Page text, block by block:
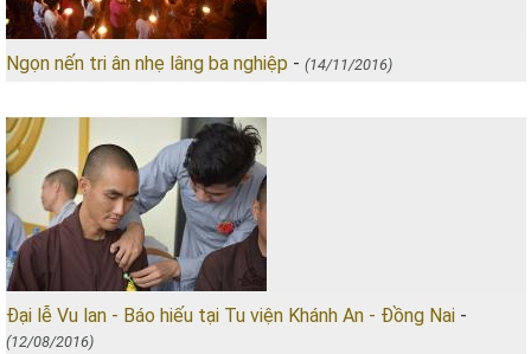
Ngọn nến tri ân nhẹ lâng ba nghiệp - (14/11/2016)
Đại lễ Vu lan - Báo hiếu tại Tu viện Khánh An - Đồng Nai -
(12/08/2016)